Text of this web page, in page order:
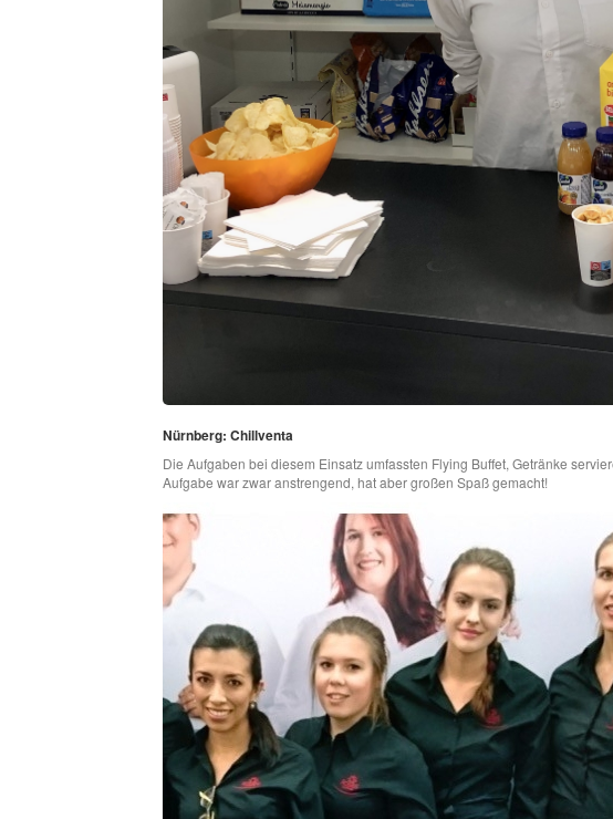
Nürnberg: Chillventa
Die Aufgaben bei diesem Einsatz umfassten Flying Buffet, Getränke
Aufgabe war zwar anstrengend, hat aber großen Spaß gemacht!